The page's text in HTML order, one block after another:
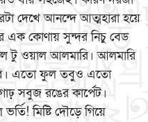
দেখে আনন্দে আত্মহারা হয়ে
এক কোণায় সুন্দর নিচু বেড
টু ওয়াল আলমারি। আলমারি
এতো ফুল তবু্ও এতো
সবুজ রঙের কার্পেট।
মিষ্টি দৌড়ে গিয়ে